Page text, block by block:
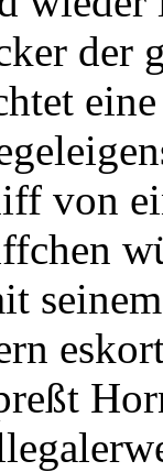
der
von